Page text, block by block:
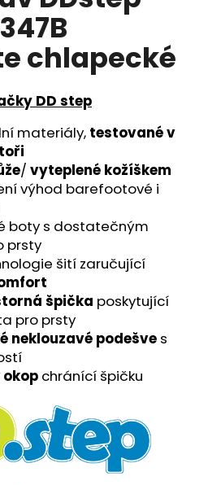
chlapecké
DD step
materiály, testované v
/ vyteplené kožíškem
výhod barefootové i
boty s dostatečným
prsty
šití zaručující
špička poskytující
pro prsty
neklouzavé podešve s
chránící špičku
HLEDAT